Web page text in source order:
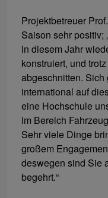
Projektbetreuer
Saison sehr positiv;
in diesem Jahr
konstruiert, und
abgeschnitten.
international auf
eine Hochschule
im Bereich
Sehr viele Dinge
großem
deswegen sind Sie
begehrt.“